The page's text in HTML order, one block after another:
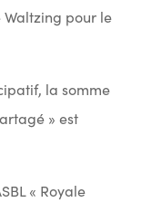
Waltzing pour le
la somme
» est
« Royale